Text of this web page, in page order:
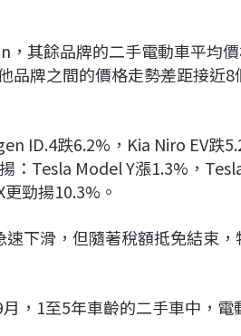
，其餘品牌的二手電動車平均
品牌之間的價格走勢差距接近8
ID.4跌6.2%， Kia Niro EV跌
： Tesla Model Y漲1.3%，
更勁揚10.3%。
下滑，但隨著稅額抵免結束，
，1至5年車齡的二手車中，電